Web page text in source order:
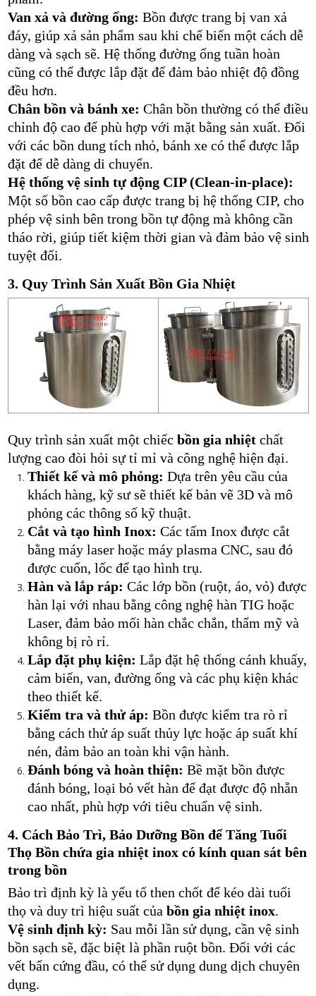
Van xả và đường ống: Bồn được trang bị van xả
đáy, giúp xả sản phẩm sau khi chế biến một cách dễ
dàng và sạch sẽ. Hệ thống đường ống tuần hoàn
cũng có thể được lắp đặt để đảm bảo nhiệt độ đồng
đều hơn.
Chân bồn và bánh xe: Chân bồn thường có thể điều
chỉnh độ cao để phù hợp với mặt bằng sản xuất. Đối
với các bồn dung tích nhỏ, bánh xe có thể được lắp
đặt để dễ dàng di chuyển.
Hệ thống vệ sinh tự động CIP (Clean-in-place):
Một số bồn cao cấp được trang bị hệ thống CIP, cho
phép vệ sinh bên trong bồn tự động mà không cần
tháo rời, giúp tiết kiệm thời gian và đảm bảo vệ sinh
tuyệt đối.
3. Quy Trình Sản Xuất Bồn Gia Nhiệt
Quy trình sản xuất một chiếc bồn gia nhiệtchất
lượng cao đòi hỏi sự tỉ mỉ và công nghệ hiện đại.
Thiết kế và mô phỏng: Dựa trên yêu cầu của
khách hàng, kỹ sư sẽ thiết kế bản vẽ 3D và mô
phỏng các thông số kỹ thuật.
Cắt và tạo hình Inox: Các tấm Inox được cắt
bằng máy laser hoặc máy plasma CNC, sau đó
được cuốn, lốc để tạo hình trụ.
Hàn và lắp ráp: Các lớp bồn (ruột, áo, vỏ) được
hàn lại với nhau bằng công nghệ hàn TIG hoặc
Laser, đảm bảo mối hàn chắc chắn, thẩm mỹ và
không bị rò rỉ.
Lắp đặt phụ kiện: Lắp đặt hệ thống cánh khuấy,
cảm biến, van, đường ống và các phụ kiện khác
theo thiết kế.
Kiểm tra và thử áp: Bồn được kiểm tra rò rỉ
bằng cách thử áp suất thủy lực hoặc áp suất khí
nén, đảm bảo an toàn khi vận hành.
Đánh bóng và hoàn thiện: Bề mặt bồn được
đánh bóng, loại bỏ vết hàn để đạt được độ nhẵn
cao nhất, phù hợp với tiêu chuẩn vệ sinh.
4. Cách Bảo Trì, Bảo Dưỡng Bồn để Tăng Tuổi
Thọ Bồn chứa gia nhiệt inox có kính quan sát bên
trong bồn
Bảo trì định kỳ là yếu tố then chốt để kéo dài tuổi
thọ và duy trì hiệu suất của bồn gia nhiệt inox.
Vệ sinh định kỳ: Sau mỗi lần sử dụng, cần vệ sinh
bồn sạch sẽ, đặc biệt là phần ruột bồn. Đối với các
vết bẩn cứng đầu, có thể sử dụng dung dịch chuyên
dụng.